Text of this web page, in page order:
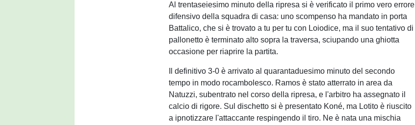
Al trentaseiesimo minuto della ripresa si è verificato il primo vero errore
difensivo della squadra di casa: uno scompenso ha mandato in porta
Battalico, che si è trovato a tu per tu con Loiodice, ma il suo tentativo di
pallonetto è terminato alto sopra la traversa, sciupando una ghiotta
occasione per riaprire la partita.
Il definitivo 3-0 è arrivato al quarantaduesimo minuto del secondo
tempo in modo rocambolesco. Ramos è stato atterrato in area da
Natuzzi, subentrato nel corso della ripresa, e l'arbitro ha assegnato il
calcio di rigore. Sul dischetto si è presentato Koné, ma Lotito è riuscito
a ipnotizzare l'attaccante respingendo il tiro. Ne è nata una mischia